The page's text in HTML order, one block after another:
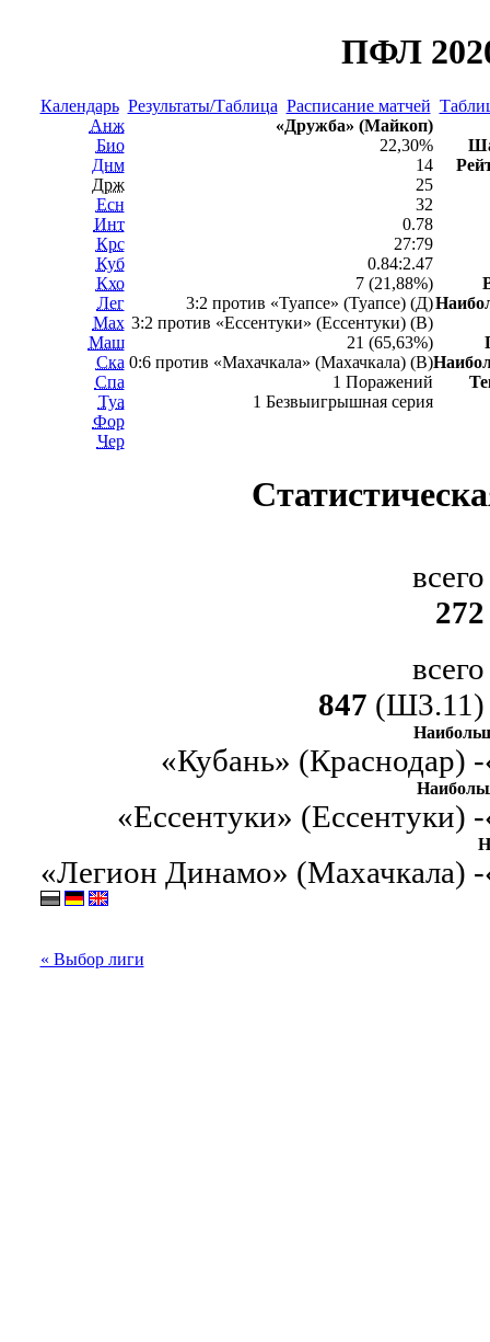
ПФЛ
Календарь Результаты/Таблица Расписание матчей
Анж
Био
Днм
Држ
Есн
Инт
Крс
Куб
Кхо
Лег
Мах
Маш
Ска
Спа
Туа
Фор
Чер
«Дружба» (Майкоп)
22,30%
14
25
32
0.78
27:79
0.84:2.47
7 (21,88%)
3:2 против «Туапсе» (Туапсе) (Д)
3:2 против «Ессентуки» (Ессентуки) (В)
21 (65,63%)
0:6 против «Махачкала» (Махачкала) (В)
1 Поражений
1 Безвыигрышная серия
всего
272
всего
847 (Ш3.11)
«Кубань» (Краснодар) -
«Ессентуки» (Ессентуки) -
«Легион Динамо» (Махачкала) -
« Выбор лиги